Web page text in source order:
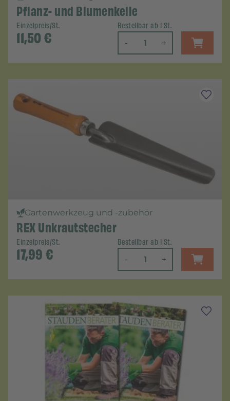
Pflanz- und Blumenkelle
Einzelpreis/St.
11,50€
Bestellbar ab 1 St.
- +
Gartenwerkzeug und -zubehör
REX Unkrautstecher
Einzelpreis/St.
17,99€
Bestellbar ab 1 St.
- +